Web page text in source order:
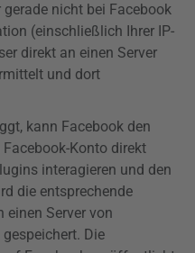
nicht bei Facebook
(einschließlich Ihrer IP-
direkt an einen Server
und dort
kann Facebook den
Konto direkt
interagieren und den
die entsprechende
Server von
Die